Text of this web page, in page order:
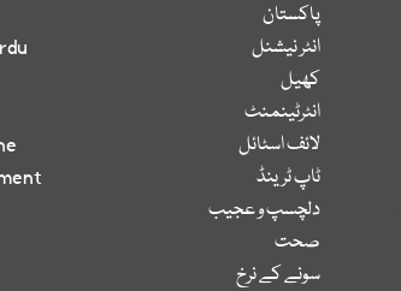
پاکستان
انٹر نیشنل
کھیل
انٹرٹینمنٹ
لائف اسٹائل
ٹاپ ٹرینڈ
دلچسپ و عجیب
صحت
سونے کے نرخ